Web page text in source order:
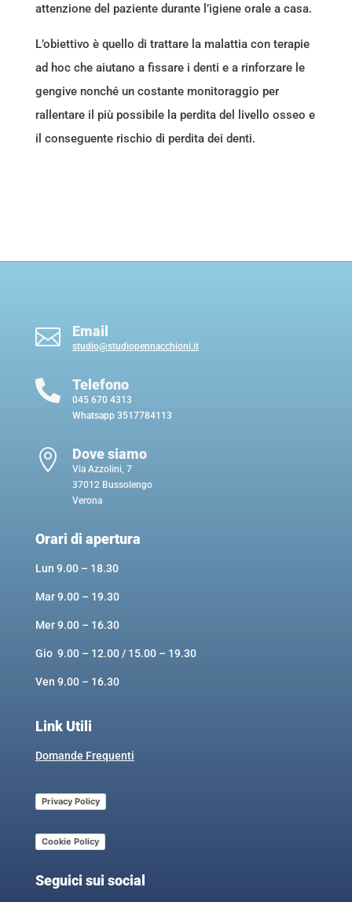
attenzione del paziente durante l’igiene orale a casa.
L’obiettivo è quello di trattare la malattia con terapie
ad hoc che aiutano a fissare i denti e a rinforzare le
gengive nonché un costante monitoraggio per
rallentare il più possibile la perdita del livello osseo e
il conseguente rischio di perdita dei denti.
 Email
studio@studiopennacchioni.it
 Telefono
045 670 4313
Whatsapp 3517784113
 Dove siamo
Via Azzolini, 7
37012 Bussolengo
Verona
Orari di apertura
Lun 9.00 – 18.30
Mar 9.00 – 19.30
Mer 9.00 – 16.30
Gio 9.00 – 12.00 / 15.00 – 19.30
Ven 9.00 – 16.30
Link Utili
Domande Frequenti
Privacy Policy
Cookie Policy
Seguici sui social